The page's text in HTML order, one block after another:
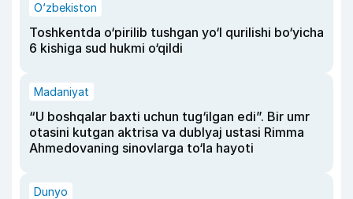
O‘zbekiston
Toshkentda o‘pirilib tushgan yo‘l qurilishi bo‘yicha
6 kishiga sud hukmi o‘qildi
Madaniyat
“U boshqalar baxti uchun tug‘ilgan edi”. Bir umr
otasini kutgan aktrisa va dublyaj ustasi Rimma
Ahmedovaning sinovlarga to‘la hayoti
Dunyo